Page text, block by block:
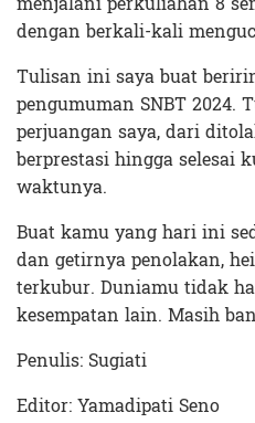
dengan berkali-kali
Tulisan ini saya buat
pengumuman SNBT 2024.
perjuangan saya, dari
berprestasi hingga selesai
waktunya.
Buat kamu yang hari ini
dan getirnya penolakan,
terkubur. Duniamu tidak
kesempatan lain. Masih
Penulis: Sugiati
Editor: Yamadipati Seno